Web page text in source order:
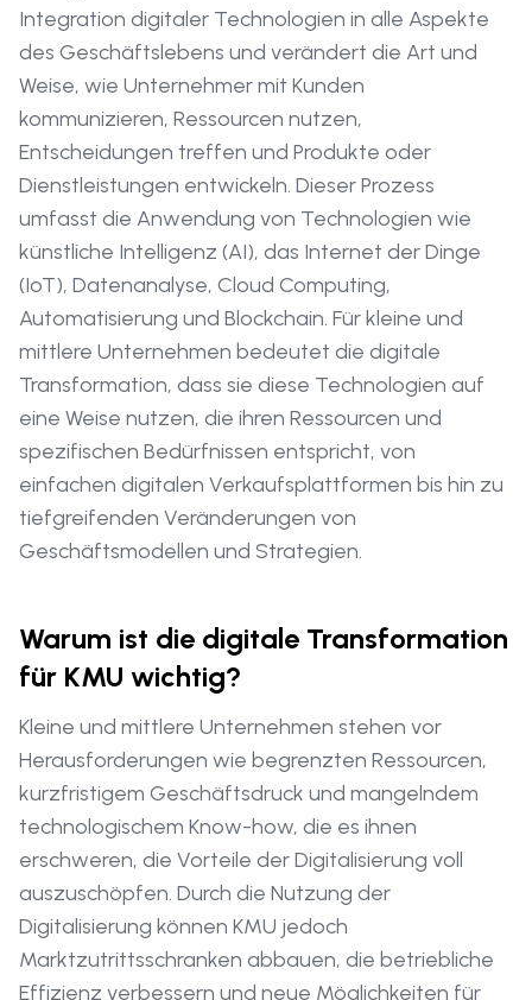
Integration digitaler Technologien in alle Aspekte
des Geschäftslebens und verändert die Art und
Weise, wie Unternehmer mit Kunden
kommunizieren, Ressourcen nutzen,
Entscheidungen treffen und Produkte oder
Dienstleistungen entwickeln. Dieser Prozess
umfasst die Anwendung von Technologien wie
künstliche Intelligenz (AI), das Internet der Dinge
(IoT), Datenanalyse, Cloud Computing,
Automatisierung und Blockchain. Für kleine und
mittlere Unternehmen bedeutet die digitale
Transformation, dass sie diese Technologien auf
eine Weise nutzen, die ihren Ressourcen und
spezifischen Bedürfnissen entspricht, von
einfachen digitalen Verkaufsplattformen bis hin zu
tiefgreifenden Veränderungen von
Geschäftsmodellen und Strategien.
Warum ist die digitale Transformation
für KMU wichtig?
Kleine und mittlere Unternehmen stehen vor
Herausforderungen wie begrenzten Ressourcen,
kurzfristigem Geschäftsdruck und mangelndem
technologischem Know-how, die es ihnen
erschweren, die Vorteile der Digitalisierung voll
auszuschöpfen. Durch die Nutzung der
Digitalisierung können KMU jedoch
Marktzutrittsschranken abbauen, die betriebliche
Effizienz verbessern und neue Möglichkeiten für